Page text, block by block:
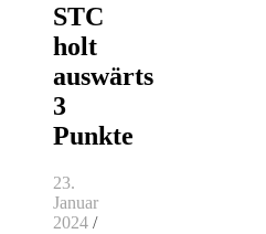
STC
holt
auswärts
3
Punkte
23.
Januar
2024 /